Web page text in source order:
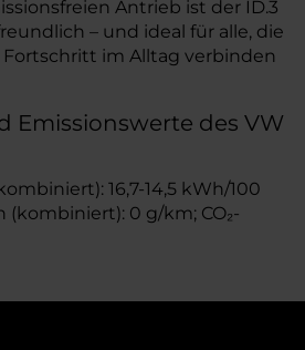
Antrieb ist der ID.3
– und ideal für alle, die
im Alltag verbinden
Emissionswerte des VW
16,7-14,5 kWh/100
(kombiniert): 0 g/km; CO₂-